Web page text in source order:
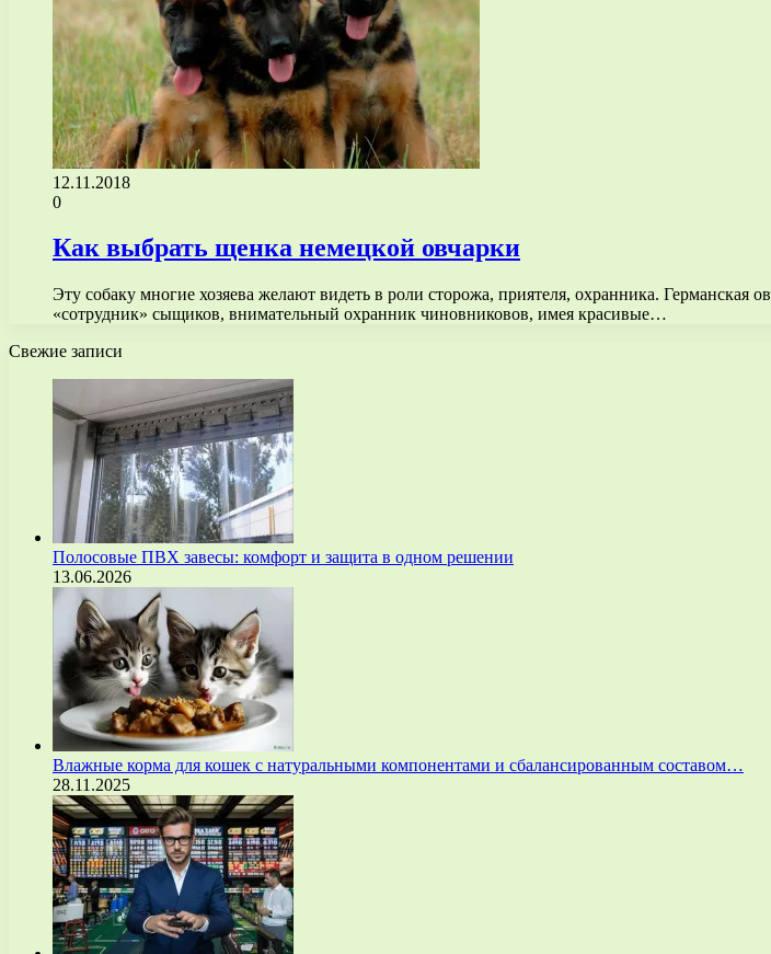
12.11.2018
0
Как выбрать щенка немецкой овчарки
Эту собаку многие хозяева желают видеть в роли сторожа, приятеля, охранника. Германская
«сотрудник» сыщиков, внимательный охранник чиновниковов, имея красивые…
Свежие записи
Полосовые ПВХ завесы: комфорт и защита в одном решении
13.06.2026
Влажные корма для кошек с натуральными компонентами и сбалансированным составом…
28.11.2025